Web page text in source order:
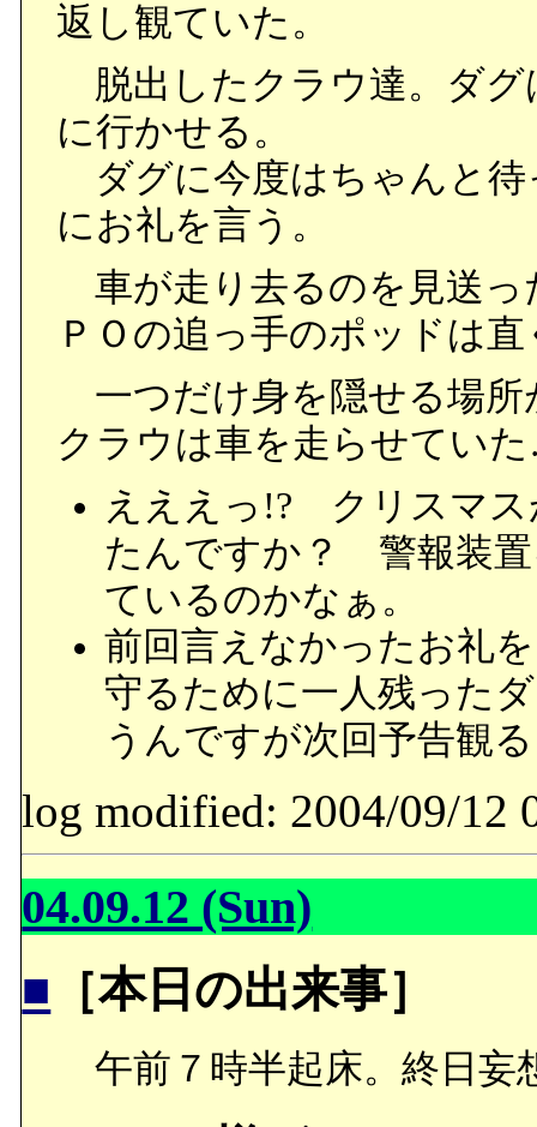
返し観ていた。
脱出したクラウ達。ダグ
に行かせる。
ダグに今度はちゃんと待
にお礼を言う。
車が走り去るのを見送っ
ＰＯの追っ手のポッドは
一つだけ身を隠せる場所
クラウは車を走らせてい
えええっ!? クリスマス
たんですか？ 警報装置
ているのかなぁ。
前回言えなかったお礼
守るために一人残った
うんですが次回予告観
log modified: 2004/09/12
04.09.12 (Sun)
■ ［本日の出来事］
午前７時半起床。終日妄